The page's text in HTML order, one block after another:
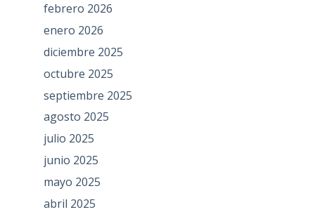
febrero 2026
enero 2026
diciembre 2025
octubre 2025
septiembre 2025
agosto 2025
julio 2025
junio 2025
mayo 2025
abril 2025